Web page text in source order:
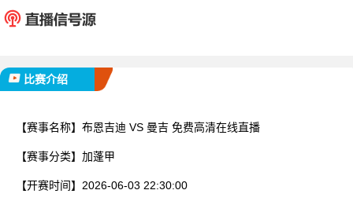
比赛介绍
【赛事名称】 布恩吉迪 VS 曼吉 免费高清在线直播
【赛事分类】 加蓬甲
【开赛时间】 2026-06-03 22:30:00